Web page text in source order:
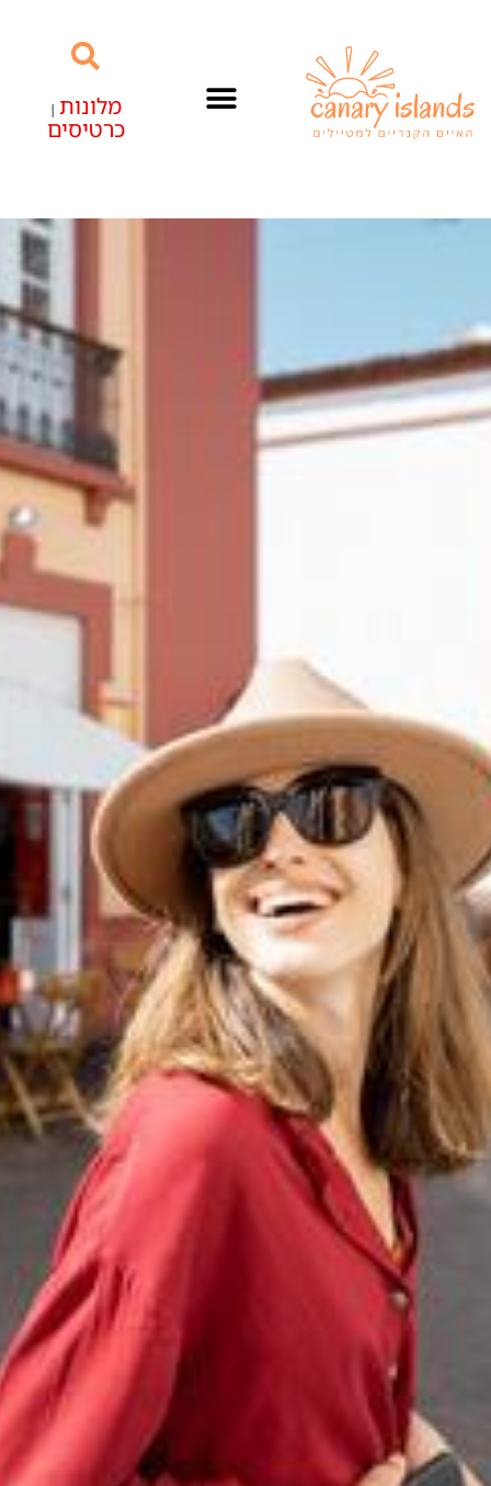
מלונות|
כרטיסים